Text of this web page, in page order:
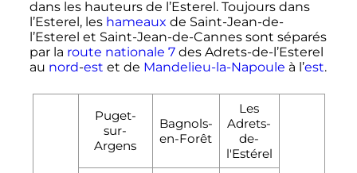
dans les hauteurs de l’Esterel. Toujours dans
l’Esterel, les hameaux de Saint-Jean-de-
l’Esterel et Saint-Jean-de-Cannes sont séparés
par la route nationale 7des Adrets-de-l’Esterel
au nord-est et de Mandelieu-la-Napoule à l’est.
Puget-
sur-
Argens
Bagnols-
en-Forêt
Les
Adrets-
de-
l'Estérel